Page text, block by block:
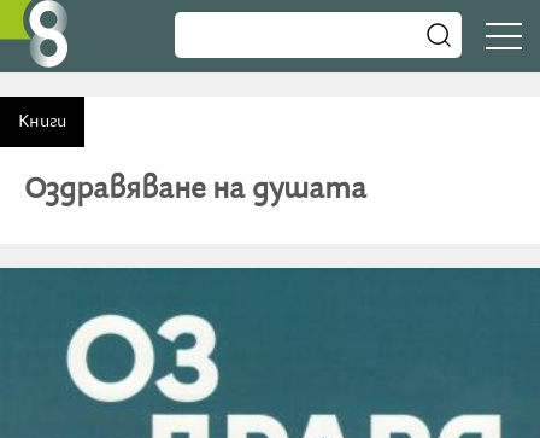
Книги
Оздравяване на душата